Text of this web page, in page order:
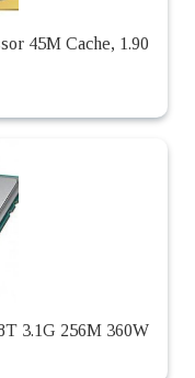
45M Cache, 1.90
3.1G 256M 360W